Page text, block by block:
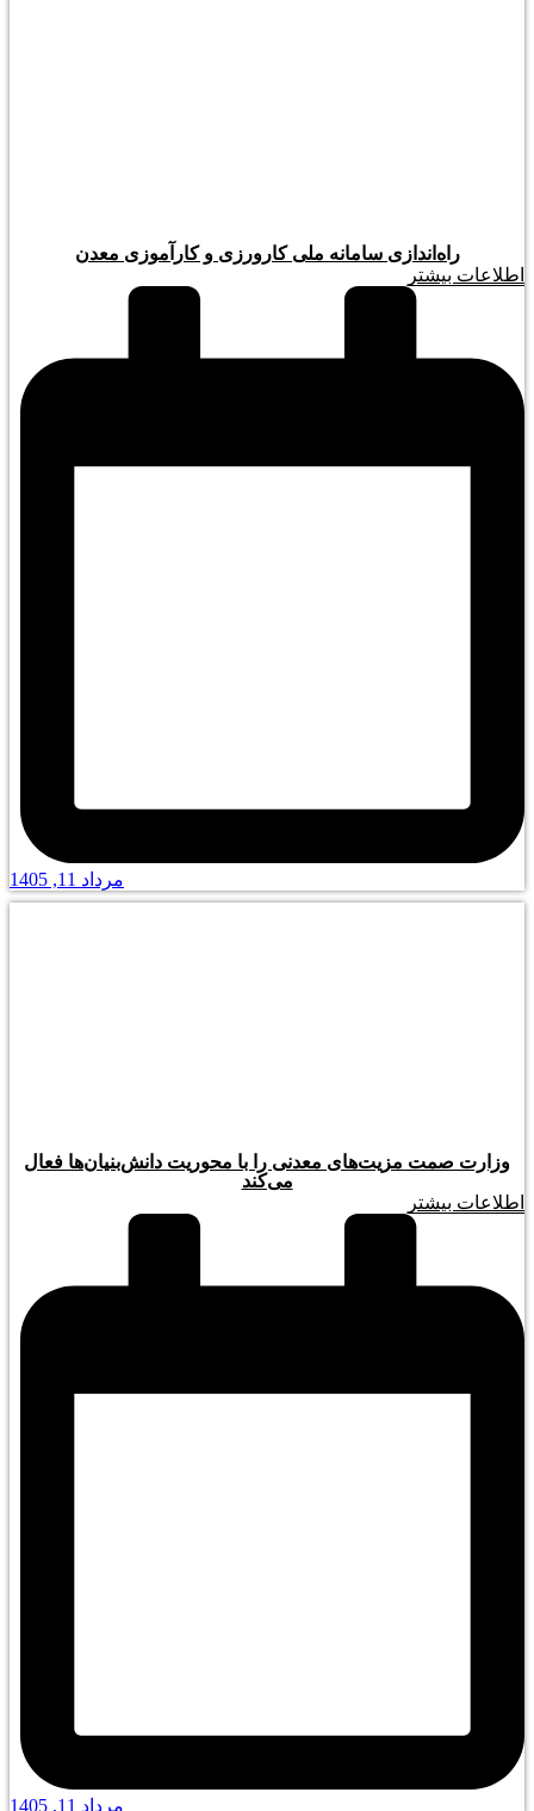
راه‌اندازی سامانه ملی کارورزی و کارآموزی معدن
اطلاعات بیشتر
مرداد 11, 1405
وزارت صمت مزیت‌های معدنی را با محوریت دانش‌بنیان‌ها فعال
می‌کند
اطلاعات بیشتر
مرداد 11, 1405